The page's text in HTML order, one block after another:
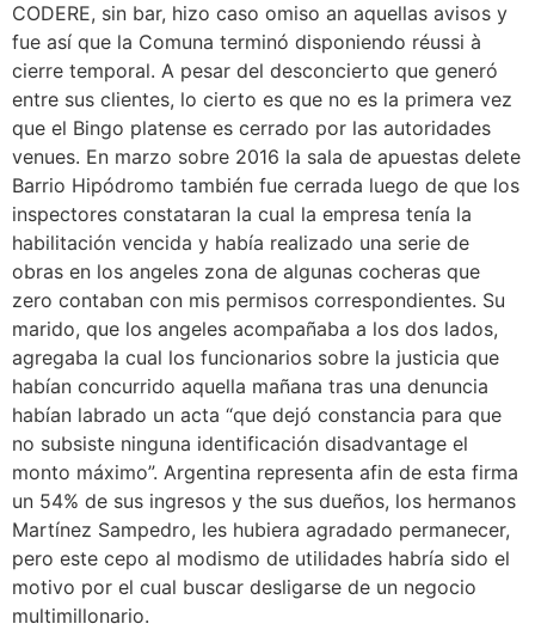
CODERE, sin bar, hizo caso omiso an aquellas avisos y
fue así que la Comuna terminó disponiendo réussi à
cierre temporal. A pesar del desconcierto que generó
entre sus clientes, lo cierto es que no es la primera vez
que el Bingo platense es cerrado por las autoridades
venues. En marzo sobre 2016 la sala de apuestas delete
Barrio Hipódromo también fue cerrada luego de que los
inspectores constataran la cual la empresa tenía la
habilitación vencida y había realizado una serie de
obras en los angeles zona de algunas cocheras que
zero contaban con mis permisos correspondientes. Su
marido, que los angeles acompañaba a los dos lados,
agregaba la cual los funcionarios sobre la justicia que
habían concurrido aquella mañana tras una denuncia
habían labrado un acta “que dejó constancia para que
no subsiste ninguna identificación disadvantage el
monto máximo”. Argentina representa afin de esta firma
un 54% de sus ingresos y the sus dueños, los hermanos
Martínez Sampedro, les hubiera agradado permanecer,
pero este cepo al modismo de utilidades habría sido el
motivo por el cual buscar desligarse de un negocio
multimillonario.